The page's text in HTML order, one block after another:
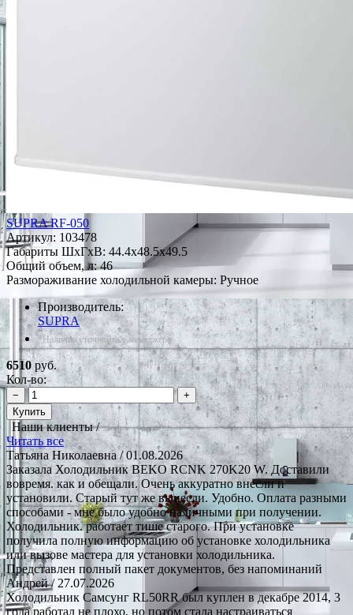
SUPRA RF-050
Артикул: 103478
Габариты ШxГxВ: 44.4x48.5x49.5
Общий объем, л: 46
Размораживание холодильной камеры: Ручное
Производитель:
SUPRA
*Наличие уточняйте у менеджера
6510руб.
Кол-во:
−
+
Купить
Наши клиенты /
Читать все
Татьяна Николаевна/ 01.08.2026
Заказала Холодильник BEKO RCNK 270K20 W. Доставили
вовремя. как и обещали. Очень аккуратно внесли и
установили. Старый тут же вынесли. Удобно. Оплата разными
способами - мне было удобно наличными при получении.
Холодильник. работает тише старого. При установке
получила полную информацию об установке холодильника
или вызове мастера для установки холодильника.
Представлен полный пакет документов, без напоминаний
Андрей/ 27.07.2026
Холодильник Самсунг RL50RR был куплен в декабре 2014, 3
года работал не плохо, но потом стала настраиваться